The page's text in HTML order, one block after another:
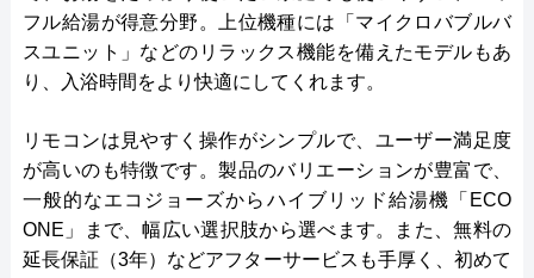
フル給湯が得意分野。上位機種には「マイクロバブルバ
スユニット」などのリラックス機能を備えたモデルもあ
り、入浴時間をより快適にしてくれます。
リモコンは見やすく操作がシンプルで、ユーザー満足度
が高いのも特徴です。製品のバリエーションが豊富で、
一般的なエコジョーズからハイブリッド給湯機「ECO
ONE」まで、幅広い選択肢から選べます。また、無料の
延長保証（3年）などアフターサービスも手厚く、初めて